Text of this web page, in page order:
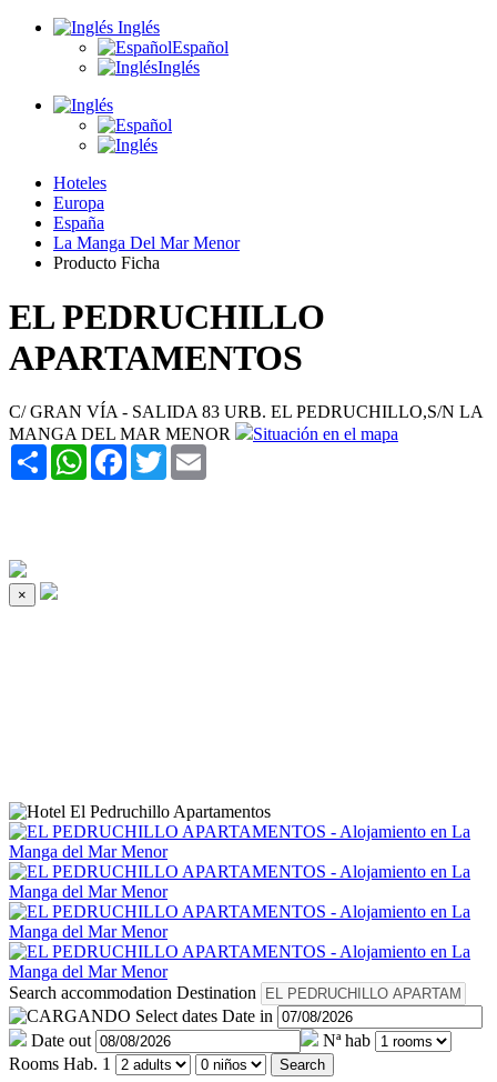
Inglés
Español
Inglés
Hoteles
Europa
España
La Manga Del Mar Menor
Producto Ficha
EL PEDRUCHILLO
APARTAMENTOS
C/ GRAN VÍA - SALIDA 83 URB. EL PEDRUCHILLO,S/N LA
MANGA DEL MAR MENOR
Situación en el mapa
Share WhatsAppFacebook
Twitter
×
Search accommodation Destination
Select dates Date in
Date out
Nª hab
Rooms Hab. 1 Search